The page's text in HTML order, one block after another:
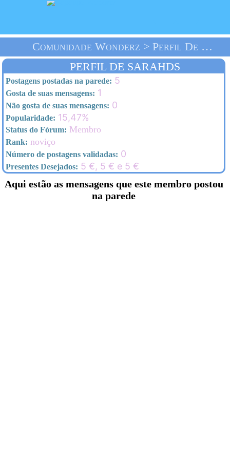
Comunidade Wonderz > Perfil De Sarahds > Homepage
PERFIL DE SARAHDS
Postagens postadas na parede: 5
Gosta de suas mensagens: 1
Não gosta de suas mensagens: 0
Popularidade: 15,47%
Status do Fórum: Membro
Rank: noviço
Número de postagens validadas: 0
Presentes Desejados: 5 €, 5 € e 5 €
Aqui estão as mensagens que este membro postou
na parede